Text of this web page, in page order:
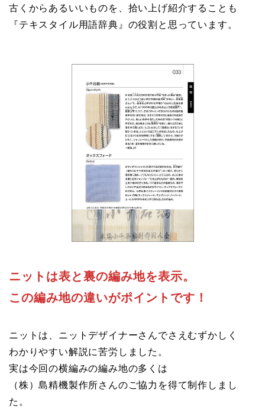
古くからあるいいものを、拾い上げ紹介することも
『テキスタイル用語辞典』の役割と思っています。
ニットは表と裏の編み地を表示。
この編み地の違いがポイントです！
ニットは、ニットデザイナーさんでさえむずかしく
わかりやすい解説に苦労しました。
実は今回の横編みの編み地の多くは
（株）島精機製作所さんのご協力を得て制作しまし
た。